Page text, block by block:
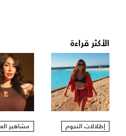
الأكثر قراءة
إطلالات النجوم
مشاهير